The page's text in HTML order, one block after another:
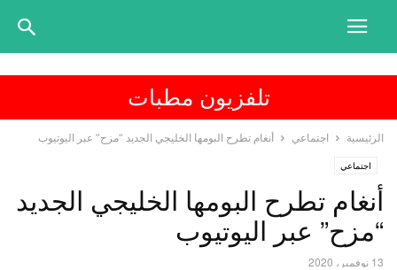
تلفزيون مطبات
الرئيسية اجتماعي أنغام تطرح البومها الخليجي الجديد “مزح” عبر اليوتيوب
اجتماعي
أنغام تطرح البومها الخليجي الجديد
“مزح” عبر اليوتيوب
13 نوفمبر، 2020